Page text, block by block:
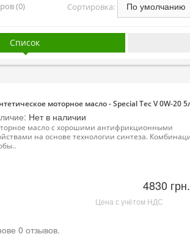
(0) Сортировка:
Список
моторное масло - Special Tec V 0W-20
Нет в наличии
масло с хорошими антифрикционными
на основе технологии синтеза.
4830 грн.
Цена с учётом НДС